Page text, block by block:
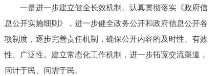
一是进一步建立健全长效机制。认真贯彻落实《政府信
息公开实施细则》，进一步健全政务公开和政府信息公开各
项制度，逐步完善责任机制，确保公开内容的及时性、有效
性、广泛性。建立常态化工作机制，进一步拓宽交流渠道，
问计于民、问需于民。